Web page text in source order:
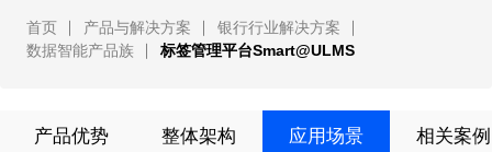
首页 产品与解决方案
银行行业解决方案
数据智能产品族
标签管理平台Smart@ULMS
产品优势 整体架构 应用场景 相关案例